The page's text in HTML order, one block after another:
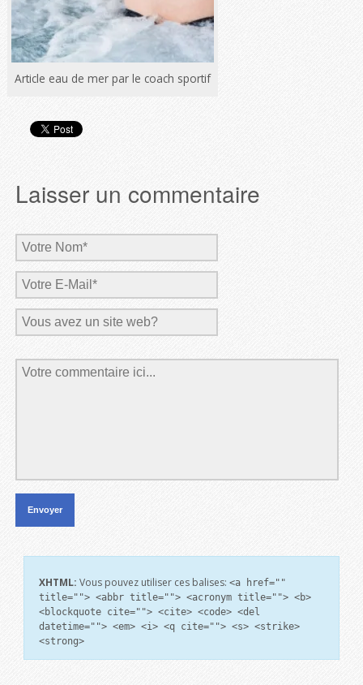
Article eau de mer par le coach sportif
Laisser un commentaire
XHTML: Vous pouvez utiliser ces balises: <a href=""
title=""> <abbr title=""> <acronym title=""> <b>
<blockquote cite=""> <cite> <code> <del
datetime=""> <em> <i> <q cite=""> <s> <strike>
<strong>